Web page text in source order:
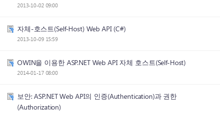
2013-10-02 09:00
자체-호스트(Self-Host) Web API (C#)
2013-10-09 15:59
OWIN을 이용한 ASP.NET Web API 자체 호스트(Self-Host)
2014-01-17 08:00
보안: ASP.NET Web API의 인증(Authentication)과 권한
(Authorization)